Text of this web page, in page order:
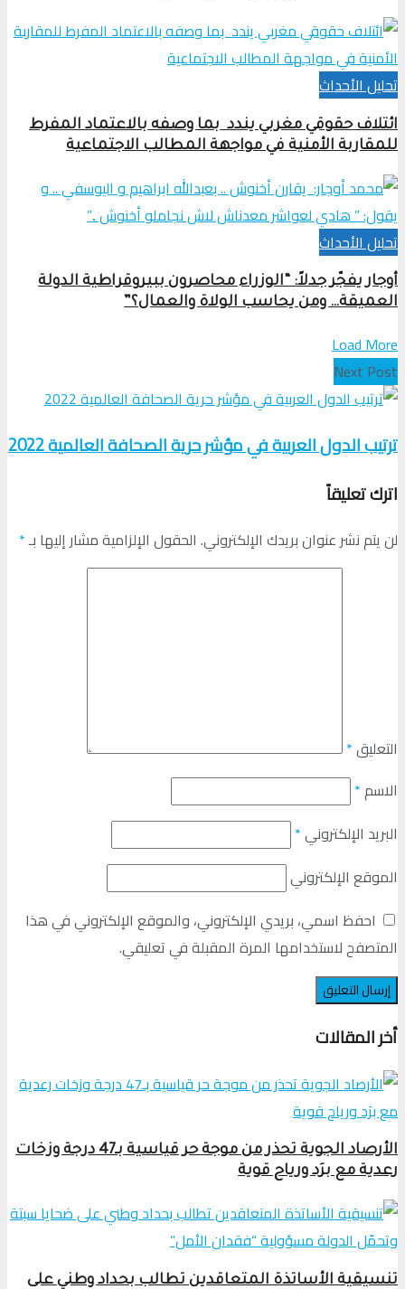
تحلیل الأحداث
ائتلاف حقوقي مغربي يندد بما وصفه بالاعتماد المفرط
للمقاربة الأمنية في مواجهة المطالب الاجتماعية
تحلیل الأحداث
أوجار يفجّر جدلاً: “الوزراء محاصرون ببيروقراطية الدولة
العميقة… ومن يحاسب الولاة والعمال؟”
Load More
Next Post
ترتيب الدول العربية في مؤشر حرية الصحافة العالمية 2022
اترك تعليقاً
لن يتم نشر عنوان بريدك الإلكتروني. الحقول الإلزامية مشار إليها بـ*
التعليق*
الاسم*
البريد الإلكتروني*
الموقع الإلكتروني
احفظ اسمي، بريدي الإلكتروني، والموقع الإلكتروني في هذا
المتصفح لاستخدامها المرة المقبلة في تعليقي.
أخر المقالات
الأرصاد الجوية تحذر من موجة حر قياسية بـ47 درجة وزخات
رعدية مع برَد ورياح قوية
تنسيقية الأساتذة المتعاقدين تطالب بحداد وطني على